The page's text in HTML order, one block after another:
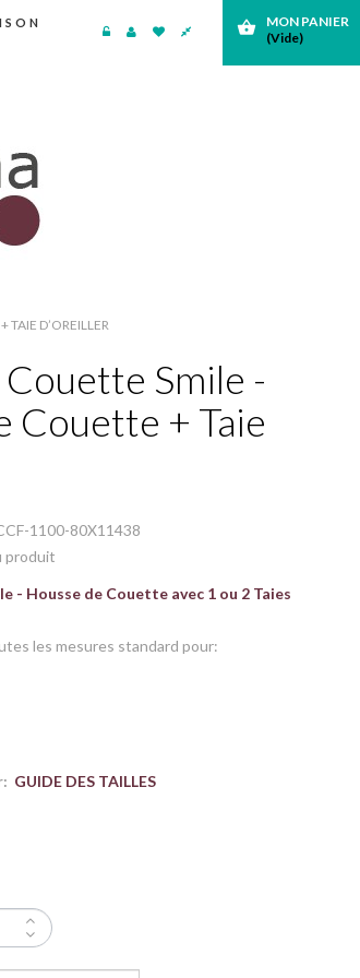
shopping_basket
MON PANIER
(Vide)
TAIE D’OREILLER
Smile -
Couette + Taie
1100-80X11438
produit
- Housse de Couette avec 1 ou 2 Taies
les mesures standard pour:
GUIDE DES TAILLES